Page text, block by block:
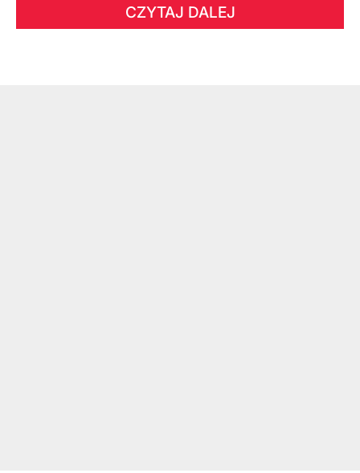
CZYTAJ DALEJ